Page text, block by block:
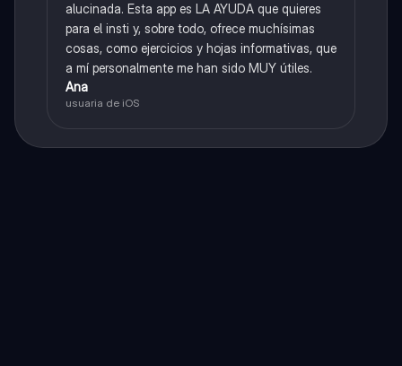
alucinada. Esta app es LA AYUDA que quieres
para el insti y, sobre todo, ofrece muchísimas
cosas, como ejercicios y hojas informativas, que
a mí personalmente me han sido MUY útiles.
Ana
usuaria de iOS